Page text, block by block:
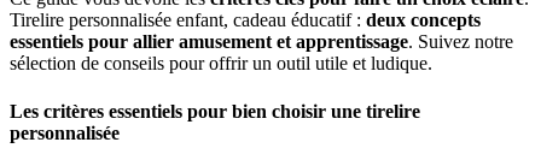
Tirelire personnalisée enfant, cadeau éducatif : deux concepts
essentiels pour allier amusement et apprentissage. Suivez notre
sélection de conseils pour offrir un outil utile et ludique.
Les critères essentiels pour bien choisir une tirelire
personnalisée